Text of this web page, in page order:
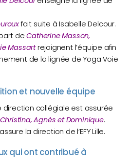
fait suite à Isabelle Delcour.
deCatherine Masson,
Massartrejoignent l’équipe afin
de la lignée de Yoga Voie
et nouvelle équipe
direction collégiale est assurée
Christina, Agnès et Dominique.
assure la direction de l’EFY Lille.
qui ont contribué à